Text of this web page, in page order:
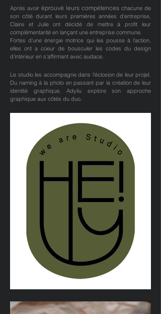
Après avoir éprouvé leurs compétences chacune de
son côté durant leurs premières années d'entreprise,
Claire et Julie ont décidé de mettre à profit leur
complémentarité en lançant une entreprise commune.
Fortes d'une énergie motrice qui les pousse à l'action,
elles ont a coeur de bousculer les codes du design
d'intérieur en s'affirmant avec audace.
Le studio les accompagne dans l'éclosion de leur projet.
Du naming à la photo en passant par la création de leur
identité graphique, Adyliu explore son approche
graphique aux côtés du duo.